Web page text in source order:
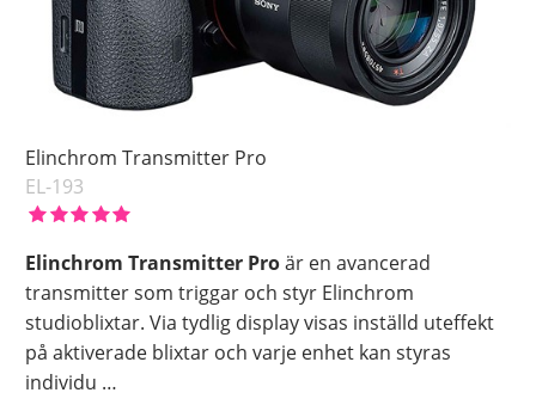
Elinchrom Transmitter Pro
EL-193
Elinchrom Transmitter Proär en avancerad
transmitter som triggar och styr Elinchrom
studioblixtar. Via tydlig display visas inställd uteffekt
på aktiverade blixtar och varje enhet kan styras
individu …